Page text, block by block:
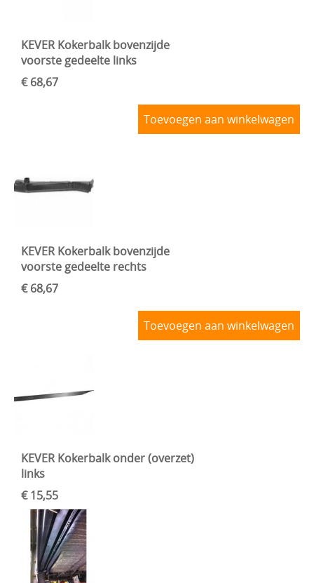
KEVER Kokerbalk bovenzijde
voorste gedeelte links
€ 68,67
Toevoegen aan winkelwagen
KEVER Kokerbalk bovenzijde
voorste gedeelte rechts
€ 68,67
Toevoegen aan winkelwagen
KEVER Kokerbalk onder (overzet)
links
€ 15,55